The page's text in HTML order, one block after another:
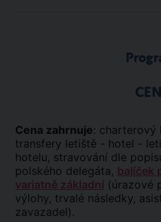
Cena zahrnuje: charterový
transfery letiště - hotel -
hotelu, stravování dle
polského delegáta, balíček
variatně základní (úrazové
výlohy, trvalé následky,
zavazadel).